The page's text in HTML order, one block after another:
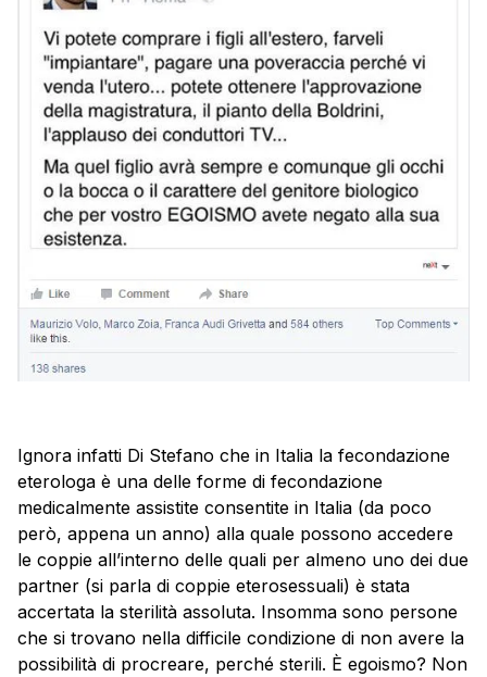
Ignora infatti Di Stefano che in Italia la fecondazione
eterologa è una delle forme di fecondazione
medicalmente assistite consentite in Italia (da poco
però, appena un anno) alla quale possono accedere
le coppie all’interno delle quali per almeno uno dei due
partner (si parla di coppie eterosessuali) è stata
accertata la sterilità assoluta. Insomma sono persone
che si trovano nella difficile condizione di non avere la
possibilità di procreare, perché sterili. È egoismo? Non